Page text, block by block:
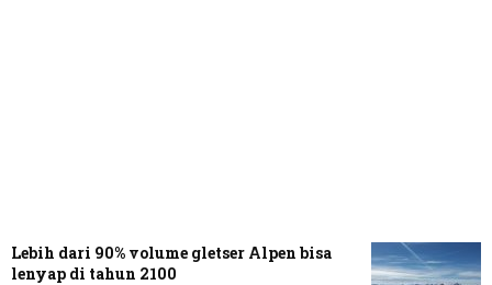
Lebih dari 90% volume gletser Alpen bisa
lenyap di tahun 2100